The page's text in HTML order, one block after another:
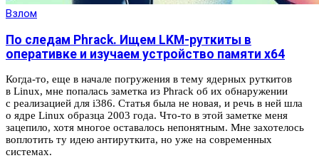
Взлом
По следам Phrack. Ищем LKM-руткиты в
оперативке и изучаем устройство памяти x64
Когда‑то, еще в начале погружения в тему ядерных руткитов
в Linux, мне попалась заметка из Phrack об их обнаружении
с реализацией для i386. Статья была не новая, и речь в ней шла
о ядре Linux образца 2003 года. Что‑то в этой заметке меня
зацепило, хотя многое оставалось непонятным. Мне захотелось
воплотить ту идею антируткита, но уже на современных
системах.